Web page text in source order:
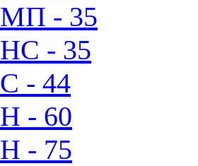
МП - 35
HC - 35
C - 44
H - 60
H - 75